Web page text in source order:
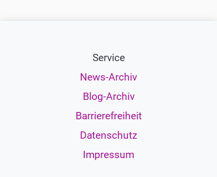
Service
News-Archiv
Blog-Archiv
Barrierefreiheit
Datenschutz
Impressum